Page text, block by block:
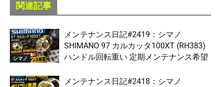
関連記事
シマノ
メンテナンス日記#2419：シマノ
SHIMANO 97 カルカッタ100XT (RH383)
ハンドル回転重い 定期メンテナンス希望
メンテナンス日記#2418：シマノ